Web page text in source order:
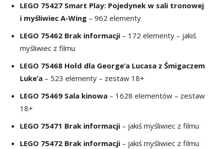
LEGO 75427 Smart Play: Pojedynek w sali tronowej
i myśliwiec A-Wing – 962 elementy
LEGO 75462 Brak informacji – 172 elementy – jakiś
myśliwiec z filmu
LEGO 75468 Hołd dla George’a Lucasa z Śmigaczem
Luke’a – 523 elementy – zestaw 18+
LEGO 75469 Sala kinowa – 1628 elementów – zestaw
18+
LEGO 75471 Brak informacji – jakiś myśliwiec z filmu
LEGO 75472 Brak informacji – jakiś myśliwiec z filmu